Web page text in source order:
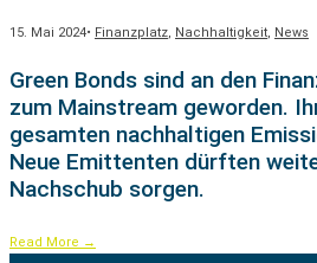
15. Mai 2024• Finanzplatz, Nachhaltigkeit, News
Green Bonds sind an den
zum Mainstream geworden.
gesamten nachhaltigen
Neue Emittenten dürften
Nachschub sorgen.
Read More →